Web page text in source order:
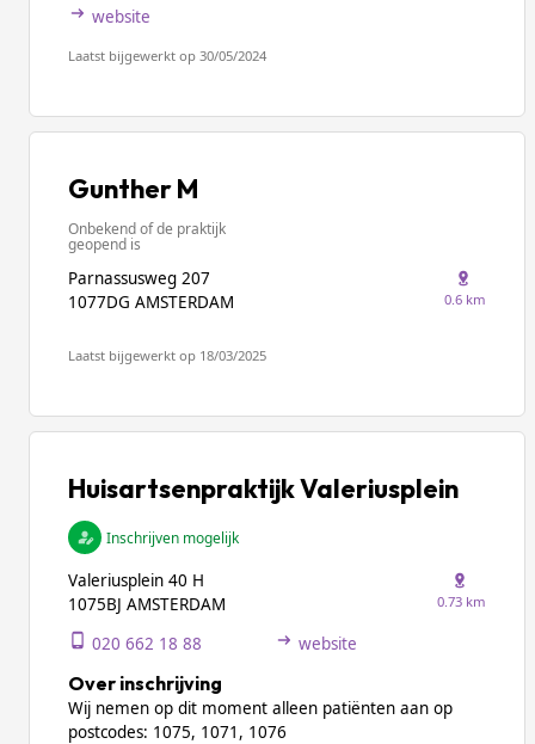
website
Laatst bijgewerkt op 30/05/2024
Gunther M
Onbekend of de praktijk
geopend is
Parnassusweg 207
1077DG AMSTERDAM
0.6 km
Laatst bijgewerkt op 18/03/2025
Huisartsenpraktijk Valeriusplein
Inschrijven mogelijk
Valeriusplein 40 H
1075BJ AMSTERDAM
0.73 km
020 662 18 88 website
Over inschrijving
Wij nemen op dit moment alleen patiënten aan op
postcodes: 1075, 1071, 1076